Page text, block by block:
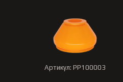
Артикул: PP100003